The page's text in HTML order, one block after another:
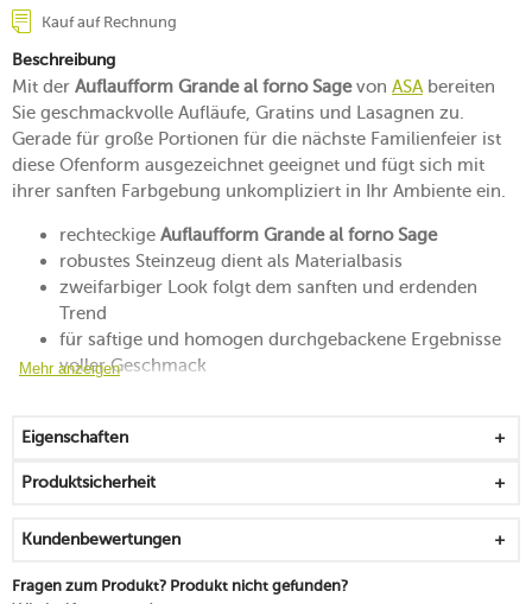
Kauf auf Rechnung
Beschreibung
Mit der Auflaufform Grande al forno Sagevon ASAbereiten
Sie geschmackvolle Aufläufe, Gratins und Lasagnen zu.
Gerade für große Portionen für die nächste Familienfeier ist
diese Ofenform ausgezeichnet geeignet und fügt sich mit
ihrer sanften Farbgebung unkompliziert in Ihr Ambiente ein.
rechteckige Auflaufform Grande al forno Sage
robustes Steinzeug dient als Materialbasis
zweifarbiger Look folgt dem sanften und erdenden
Trend
für saftige und homogen durchgebackene Ergebnisse
voller Geschmack
spülmaschinengeeignet
Made in Portugal
Mehr anzeigen
Eigenschaften
Produktsicherheit
Kundenbewertungen
Fragen zum Produkt? Produkt nicht gefunden?